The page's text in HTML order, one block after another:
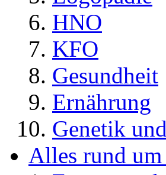
HNO
KFO
Gesundheit
Ernährung
Genetik
Alles rund um